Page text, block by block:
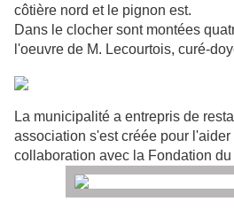
côtière nord et le pignon est.
Dans le clocher sont montées
l'oeuvre de M. Lecourtois, curé-
La municipalité a entrepris de
association s'est créée pour
collaboration avec la Fondation